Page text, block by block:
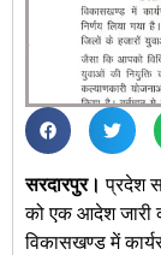
सरदारपुर।प्रदेश
को एक आदेश जारी
विकासखण्ड में